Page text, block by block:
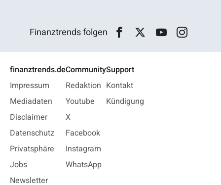
Finanztrends folgen
finanztrends.de
Impressum
Mediadaten
Disclaimer
Datenschutz
Privatsphäre
Jobs
Newsletter
Community
Redaktion
Youtube
X
Facebook
Instagram
WhatsApp
Support
Kontakt
Kündigung